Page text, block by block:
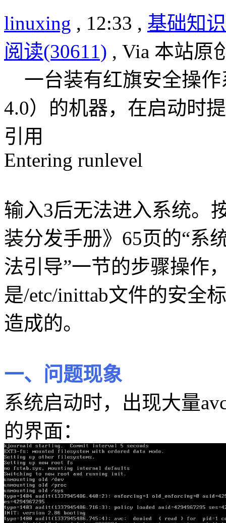
linuxing , 12:33 , 基础知识
阅读(30611) , Via 本站原
一台装有红旗安全操作
4.0）的机器，在启动时
引用
Entering runlevel
输入3后无法进入系统。
装分发手册》65页的“系
法引导”一节的步骤操作
是/etc/inittab文件的安全
造成的。
一、问题现象
系统启动时，出现大量
的界面：